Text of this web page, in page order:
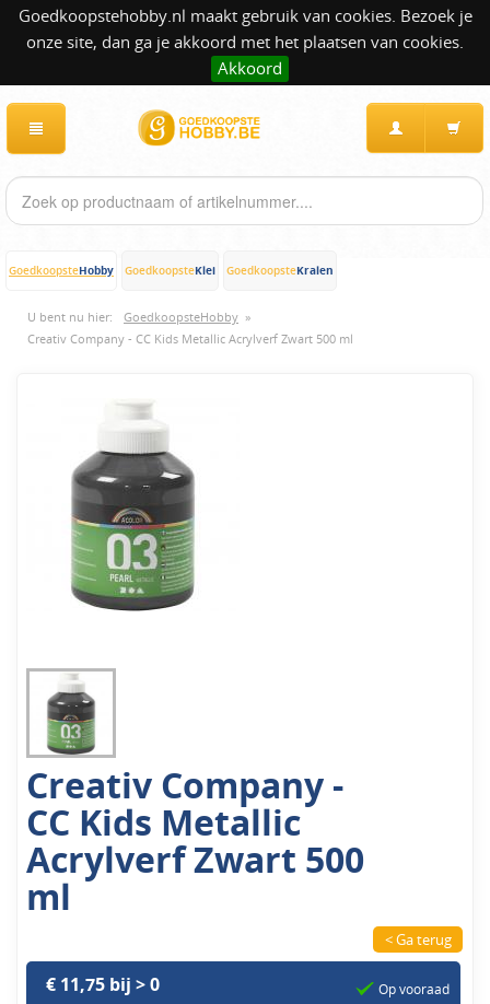
Goedkoopstehobby.nl maakt gebruik van cookies. Bezoek je
onze site, dan ga je akkoord met het plaatsen van cookies.
Akkoord
GoedkoopsteHobby GoedkoopsteKlei GoedkoopsteKralen
U bent nu hier: GoedkoopsteHobby »
Creativ Company - CC Kids Metallic Acrylverf Zwart 500 ml
Creativ Company -
CC Kids Metallic
Acrylverf Zwart 500
ml
< Ga terug
€ 11,75 bij > 0
Op vooraad